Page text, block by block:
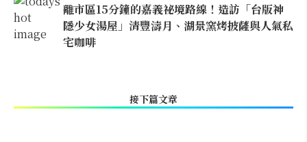
離市區15分鐘的嘉義祕境路線！造訪「台版神
隱少女湯屋」清豐濤月、湖景窯烤披薩與人氣私
宅咖啡
接下篇文章